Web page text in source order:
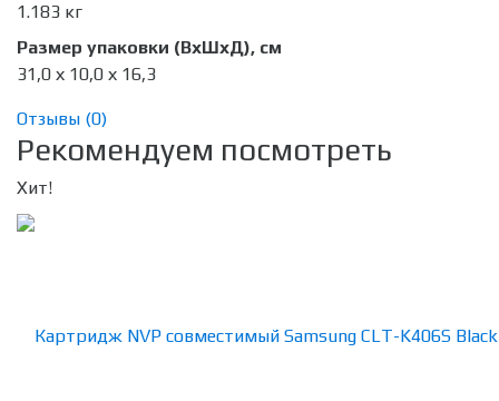
1.183 кг
Размер упаковки (ВхШхД), см
31,0 х 10,0 х 16,3
Отзывы (0)
Рекомендуем посмотреть
Хит!